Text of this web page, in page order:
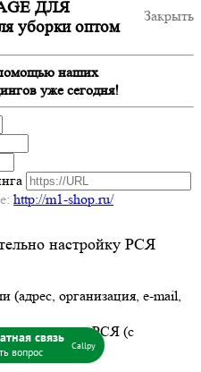
Закрыть
ДЛЯ
уборки оптом
помощью наших
уже сегодня!
http://m1-shop.ru/
настройку РСЯ
(адрес, организация, e-mail,
+ настройка РСЯ (с
руб
Callpy